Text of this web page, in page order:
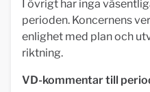
I övrigt har inga
perioden. Koncernens
enlighet med plan och
riktning.
VD-kommentar till